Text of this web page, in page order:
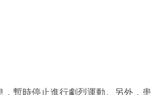
暫時停止進行劇烈運動。另外，患